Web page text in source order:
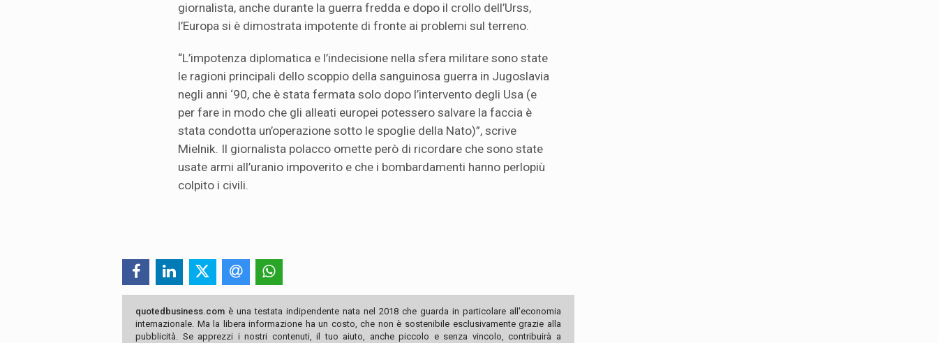
giornalista, anche durante la guerra fredda e dopo il crollo dell’Urss,
l’Europa si è dimostrata impotente di fronte ai problemi sul terreno.
“L’impotenza diplomatica e l’indecisione nella sfera militare sono state
le ragioni principali dello scoppio della sanguinosa guerra in Jugoslavia
negli anni ‘90, che è stata fermata solo dopo l’intervento degli Usa (e
per fare in modo che gli alleati europei potessero salvare la faccia è
stata condotta un’operazione sotto le spoglie della Nato)”, scrive
Mielnik. Il giornalista polacco omette però di ricordare che sono state
usate armi all’uranio impoverito e che i bombardamenti hanno perlopiù
colpito i civili.
quotedbusiness.com è una testata indipendente nata nel 2018 che guarda in particolare all'economia
internazionale. Ma la libera informazione ha un costo, che non è sostenibile esclusivamente grazie alla
pubblicità. Se apprezzi i nostri contenuti, il tuo aiuto, anche piccolo e senza vincolo, contribuirà a